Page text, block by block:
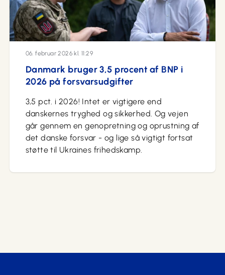
06. februar 2026 kl. 11:29
Danmark bruger 3,5 procent af BNP i
2026 på forsvarsudgifter
3,5 pct. i 2026! Intet er vigtigere end
danskernes tryghed og sikkerhed. Og vejen
går gennem en genopretning og oprustning af
det danske forsvar - og lige så vigtigt fortsat
støtte til Ukraines frihedskamp.